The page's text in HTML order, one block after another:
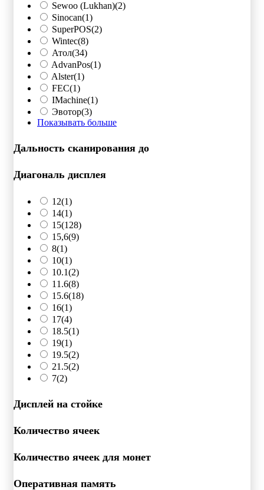
Sewoo (Lukhan)(2)
Sinocan(1)
SuperPOS(2)
Wintec(8)
Атол(34)
AdvanPos(1)
Alster(1)
FEC(1)
IMachine(1)
Эвотор(3)
Показывать больше
Дальность сканирования до
Диагональ дисплея
12(1)
14(1)
15(128)
15,6(9)
8(1)
10(1)
10.1(2)
11.6(8)
15.6(18)
16(1)
17(4)
18.5(1)
19(1)
19.5(2)
21.5(2)
7(2)
Дисплей на стойке
Количество ячеек
Количество ячеек для монет
Оперативная память